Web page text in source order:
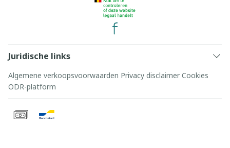
Juridische links
Algemene verkoopsvoorwaarden Privacy disclaimer Cookies
ODR-platform